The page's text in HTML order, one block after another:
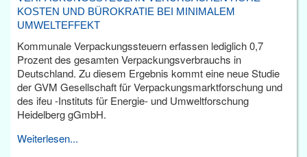
KOSTEN UND BÜROKRATIE BEI MINIMALEM
UMWELTEFFEKT
Kommunale Verpackungssteuern erfassen lediglich 0,7
Prozent des gesamten Verpackungsverbrauchs in
Deutschland. Zu diesem Ergebnis kommt eine neue Studie
der GVM Gesellschaft für Verpackungsmarktforschung und
des ifeu -Instituts für Energie- und Umweltforschung
Heidelberg gGmbH.
Weiterlesen...